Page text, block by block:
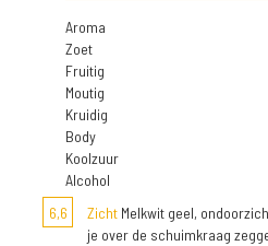
Aroma
Zoet
Fruitig
Moutig
Kruidig
Body
Koolzuur
Alcohol
6,6
Zicht Melkwit geel,
je over de schuimkraag